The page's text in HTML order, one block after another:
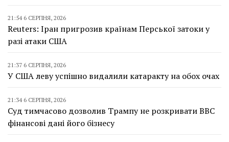
21:54 6 СЕРПНЯ, 2026
Reuters: Іран пригрозив країнам Перської затоки у
разі атаки США
21:37 6 СЕРПНЯ, 2026
У США леву успішно видалили катаракту на обох очах
21:34 6 СЕРПНЯ, 2026
Суд тимчасово дозволив Трампу не розкривати BBC
фінансові дані його бізнесу